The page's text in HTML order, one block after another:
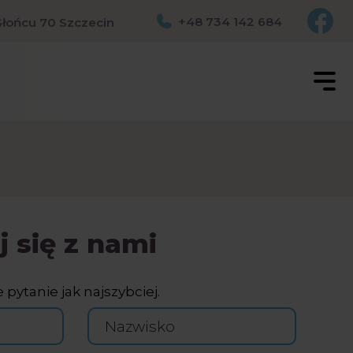
70 Szczecin +48 734 142 684
się z nami
jak najszybciej.